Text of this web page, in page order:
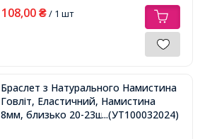
108,00 ₴/ 1 шт
Браслет з Натурального Намистина
Говліт, Еластичний, Намистина
8мм, близько 20-23шт/браслет,
...(УТ100032024)